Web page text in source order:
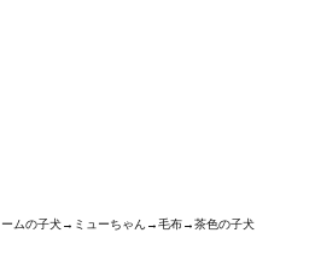
ムの子犬→ミューちゃん→毛布→茶色の子犬